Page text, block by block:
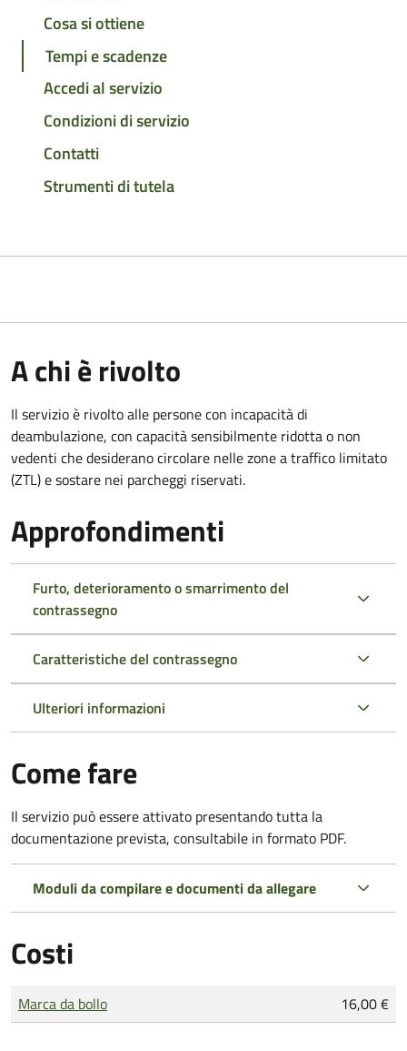
Cosa si ottiene
Tempi e scadenze
Accedi al servizio
Condizioni di servizio
Contatti
Strumenti di tutela
A chi è rivolto
Il servizio è rivolto alle persone con incapacità di
deambulazione, con capacità sensibilmente ridotta o non
vedenti che desiderano circolare nelle zone a traffico limitato
(ZTL) e sostare nei parcheggi riservati.
Approfondimenti
Furto, deterioramento o smarrimento del
contrassegno
Caratteristiche del contrassegno
Ulteriori informazioni
Come fare
Il servizio può essere attivato presentando tutta la
documentazione prevista, consultabile in formato PDF.
Moduli da compilare e documenti da allegare
Costi
Tipo di pagamento
Importo
Marca da bollo 16,00 €